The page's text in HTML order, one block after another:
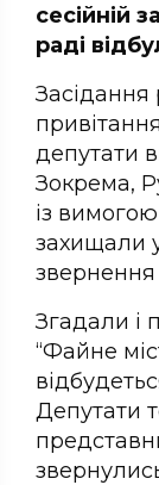
сесійній
раді
Засідання
депутати
Зокрема,
із
захищали
Згадали і
“Файне
Депутати